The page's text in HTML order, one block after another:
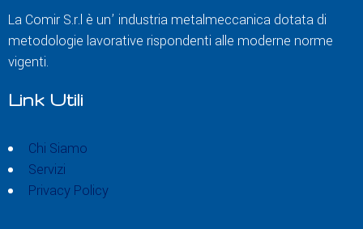
La Comir S.r.l è un’ industria metalmeccanica dotata di
metodologie lavorative rispondenti alle moderne norme
vigenti.
Link Utili
Chi Siamo
Servizi
Privacy Policy